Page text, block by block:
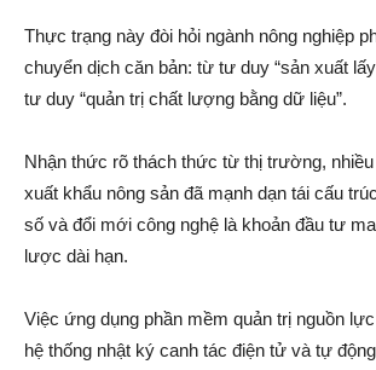
Thực trạng này đòi hỏi ngành nông nghiệp
chuyển dịch căn bản: từ tư duy “sản xuất
tư duy “quản trị chất lượng bằng dữ liệu”.
Nhận thức rõ thách thức từ thị trường, nhiều
xuất khẩu nông sản đã mạnh dạn tái cấu
số và đổi mới công nghệ là khoản đầu tư
lược dài hạn.
Việc ứng dụng phần mềm quản trị nguồn
hệ thống nhật ký canh tác điện tử và tự